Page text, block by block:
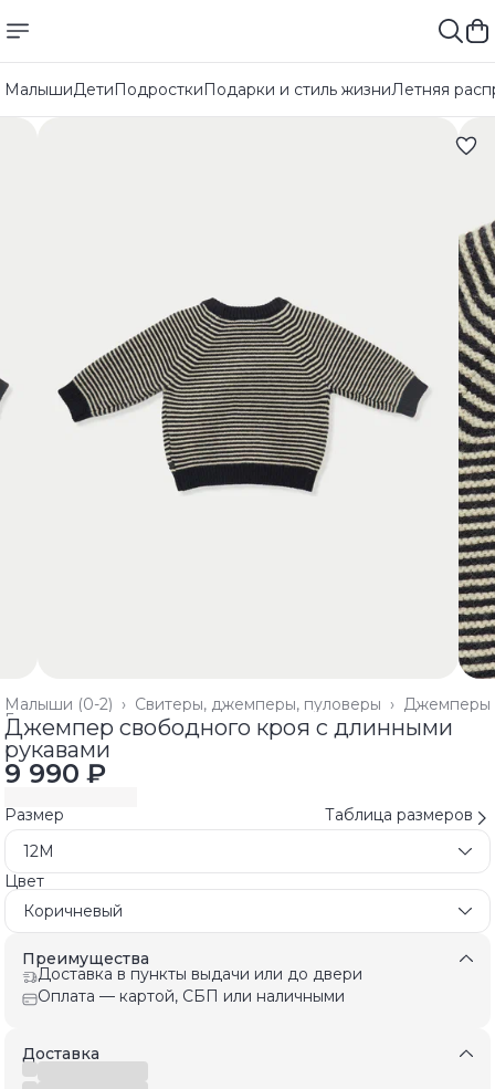
МалышиДетиПодросткиПодарки и стиль жизниЛетняя
Джемперы
Свитеры, джемперы, пуловеры ›
Малыши (0-2) ›
Главная ›
Джемпер свободного кроя с длинными
рукавами
9 990 ₽
Размер
Таблица размеров
12M
Цвет
Коричневый
Преимущества
Доставка в пункты выдачи или до двери
Оплата — картой, СБП или наличными
Доставка